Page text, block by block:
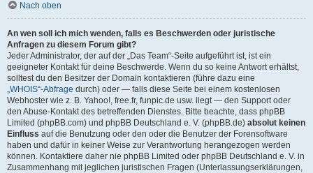
Nach oben
An wen soll ich mich wenden, falls es Beschwerden oder juristische
Anfragen zu diesem Forum gibt?
Jeder Administrator, der auf der „Das Team“-Seite aufgeführt ist, ist ein
geeigneter Kontakt für deine Beschwerde. Wenn du so keine Antwort erhältst,
solltest du den Besitzer der Domain kontaktieren (führe dazu eine
„WHOIS“-Abfrage durch) oder — falls diese Seite bei einem kostenlosen
Webhoster wie z. B. Yahoo!, free.fr, funpic.de usw. liegt — den Support oder
den Abuse-Kontakt des betreffenden Dienstes. Bitte beachte, dass phpBB
Limited (phpBB.com) und phpBB Deutschland e. V. (phpBB.de) absolut keinen
Einfluss auf die Benutzung oder den oder die Benutzer der Forensoftware
haben und dafür in keiner Weise zur Verantwortung herangezogen werden
können. Kontaktiere daher nie phpBB Limited oder phpBB Deutschland e. V. in
Zusammenhang mit jeglichen juristischen Fragen (Unterlassungserklärungen,